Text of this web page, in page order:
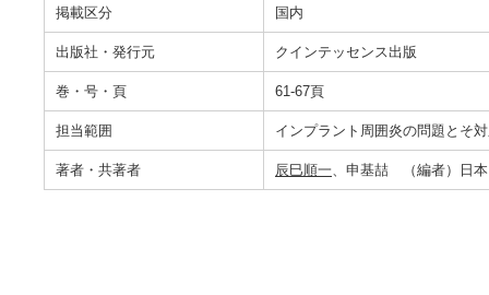
掲載区分 国内
出版社・発行元 クインテッセンス出版
巻・号・頁 61-67頁
担当範囲 インプラント周囲炎の問題とそ
著者・共著者 辰巳順一、申基喆 （編者）日本